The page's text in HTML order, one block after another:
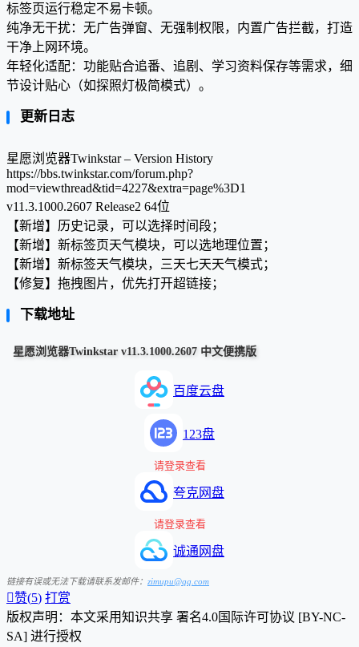
标签页运行稳定不易卡顿。
纯净无干扰：无广告弹窗、无强制权限，内置广告拦截，打造
干净上网环境。
年轻化适配：功能贴合追番、追剧、学习资料保存等需求，细
节设计贴心（如探照灯极简模式）。
更新日志
星愿浏览器Twinkstar – Version History
https://bbs.twinkstar.com/forum.php?
mod=viewthread&tid=4227&extra=page%3D1
v11.3.1000.2607 Release2 64位
【新增】历史记录，可以选择时间段；
【新增】新标签页天气模块，可以选地理位置；
【新增】新标签天气模块，三天七天天气模式；
【修复】拖拽图片，优先打开超链接；
下载地址
星愿浏览器Twinkstar v11.3.1000.2607 中文便携版
百度云盘
123盘
请登录查看
夸克网盘
请登录查看
诚通网盘
链接有误或无法下载请联系发邮件： zimupu@qq.com
赞(5) 打赏
版权声明：本文采用知识共享 署名4.0国际许可协议 [BY-NC-
SA] 进行授权